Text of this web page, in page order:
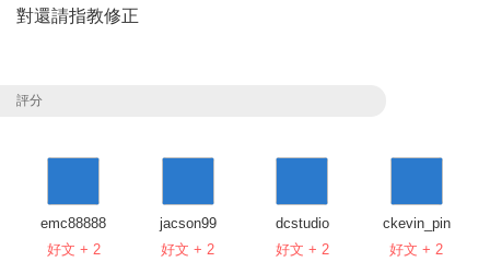
對還請指教修正
評分
emc88888
好文 + 2
jacson99
好文 + 2
dcstudio
好文 + 2
ckevin_pin
好文 + 2